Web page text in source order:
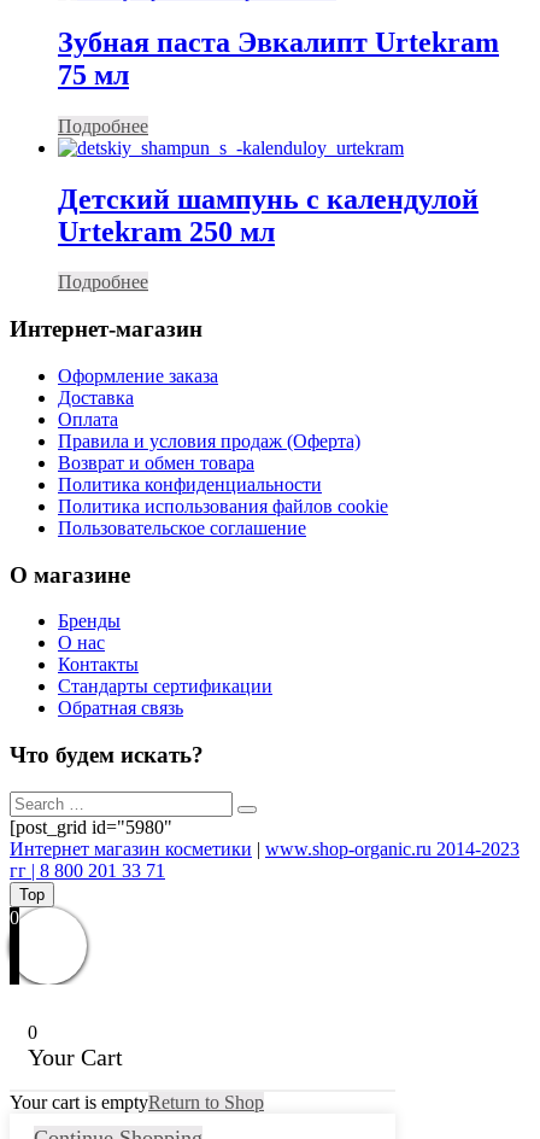
Зубная паста Эвкалипт Urtekram
75 мл
Подробнее
Детский шампунь с календулой
Urtekram 250 мл
Подробнее
Интернет-магазин
Оформление заказа
Доставка
Оплата
Правила и условия продаж (Оферта)
Возврат и обмен товара
Политика конфиденциальности
Политика использования файлов cookie
Пользовательское соглашение
О магазине
Бренды
О нас
Контакты
Стандарты сертификации
Обратная связь
Что будем искать?
[post_grid id="5980"
Интернет магазин косметики | www.shop-organic.ru 2014-2023
гг | 8 800 201 33 71
Top
0
0
Your Cart
Your cart is emptyReturn to Shop